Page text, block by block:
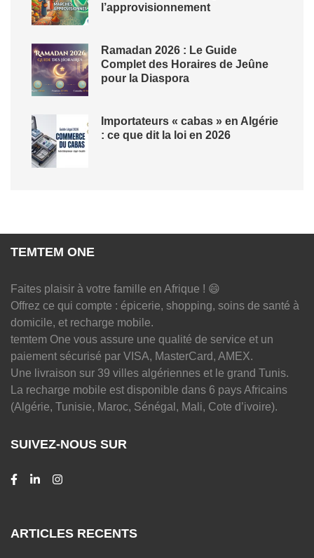
l’approvisionnement
Ramadan 2026 : Le Guide
Complet des Horaires de Jeûne
pour la Diaspora
Importateurs « cabas » en Algérie
: ce que dit la loi en 2026
TEMTEM ONE
Faites plaisir à votre famille en Afrique ! 😄
Offrez ce qui compte : épicerie, shopping, soins de santé à
domicile, et recharge mobile.
temtem One vous assure une qualité de service et un
paiement sécurisé par VISA, MasterCard, AMEX.
Une livraison sur 39 villes algériennes et le grand Tunis.
La recharge mobile est disponible dans 6 pays Africains
(Algérie, Tunisie, Maroc, Sénégal, Mali, Cote d’ivoire).
SUIVEZ-NOUS SUR
ARTICLES RECENTS